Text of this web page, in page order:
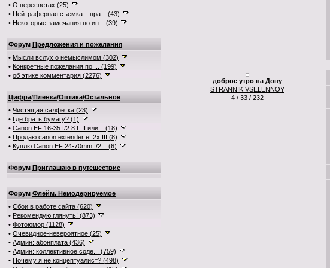
• О пересветах (25)
• Цейтраферная съемка – пра... (43)
• Некоторые замечания по ин... (39)
Форум Предложения и пожелания
• Мысли вслух о немыслимом (302)
• Конкретные пожелания по ... (199)
• об этике комментария (2276)
Цифра/Пленка/Оптика/Остальное
• Чистящая салфетка (23)
• Где брать бумагу? (1)
• Canon EF 16-35 f/2.8 L II или... (18)
• Продаю canon extender ef 2x III (8)
• Куплю Canon EF 24-70mm f/2... (6)
Форум Приглашаю в путешествие
Форум Флейм. Немодерируемое
• Сбои в работе сайта (620)
• Рекомендую глянуть! (873)
• Фотоюмор (1128)
• Очевидное-невероятное (25)
• Админ: абонплата (436)
• Админ: коллективное соде... (759)
• Почему я не концептуалист? (498)
доброе утро на Дону
STRANNIK VSELENNOY
4 / 33 / 232